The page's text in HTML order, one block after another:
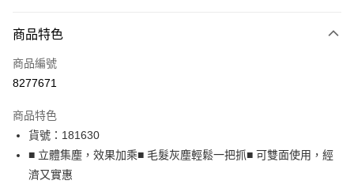
數位禮券
LINE Pay
街口支付
悠遊付
Google Pay
商品特色
商品編號
8277671
商品特色
貨號：181630
■ 立體集塵，效果加乘■ 毛髮灰塵輕鬆一把抓■ 可雙面使用，經
濟又實惠